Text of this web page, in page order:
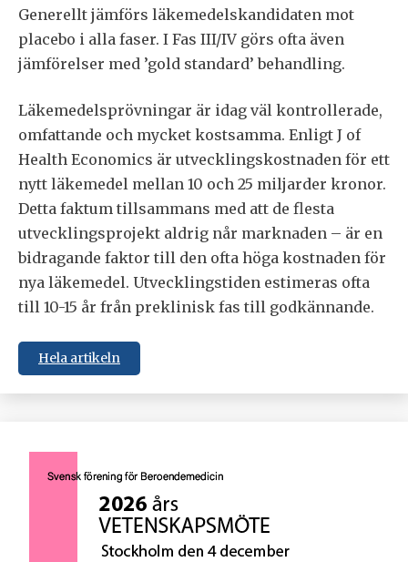
Generellt jämförs läkemedelskandidaten mot
placebo i alla faser. I Fas III/IV görs ofta även
jämförelser med ’gold standard’ behandling.
Läkemedelsprövningar är idag väl kontrollerade,
omfattande och mycket kostsamma. Enligt J of
Health Economics är utvecklingskostnaden för ett
nytt läkemedel mellan 10 och 25 miljarder kronor.
Detta faktum tillsammans med att de flesta
utvecklingsprojekt aldrig når marknaden – är en
bidragande faktor till den ofta höga kostnaden för
nya läkemedel. Utvecklingstiden estimeras ofta
till 10-15 år från preklinisk fas till godkännande.
Hela artikeln